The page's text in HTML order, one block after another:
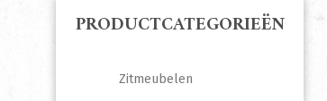
PRODUCTCATEGORIEËN
Zitmeubelen